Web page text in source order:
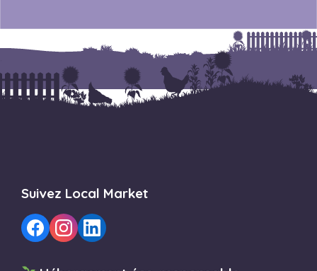
Suivez Local Market